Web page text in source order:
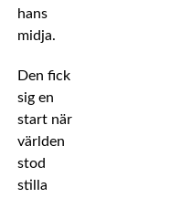
hans
midja.
Den fick
sig en
start när
världen
stod
stilla